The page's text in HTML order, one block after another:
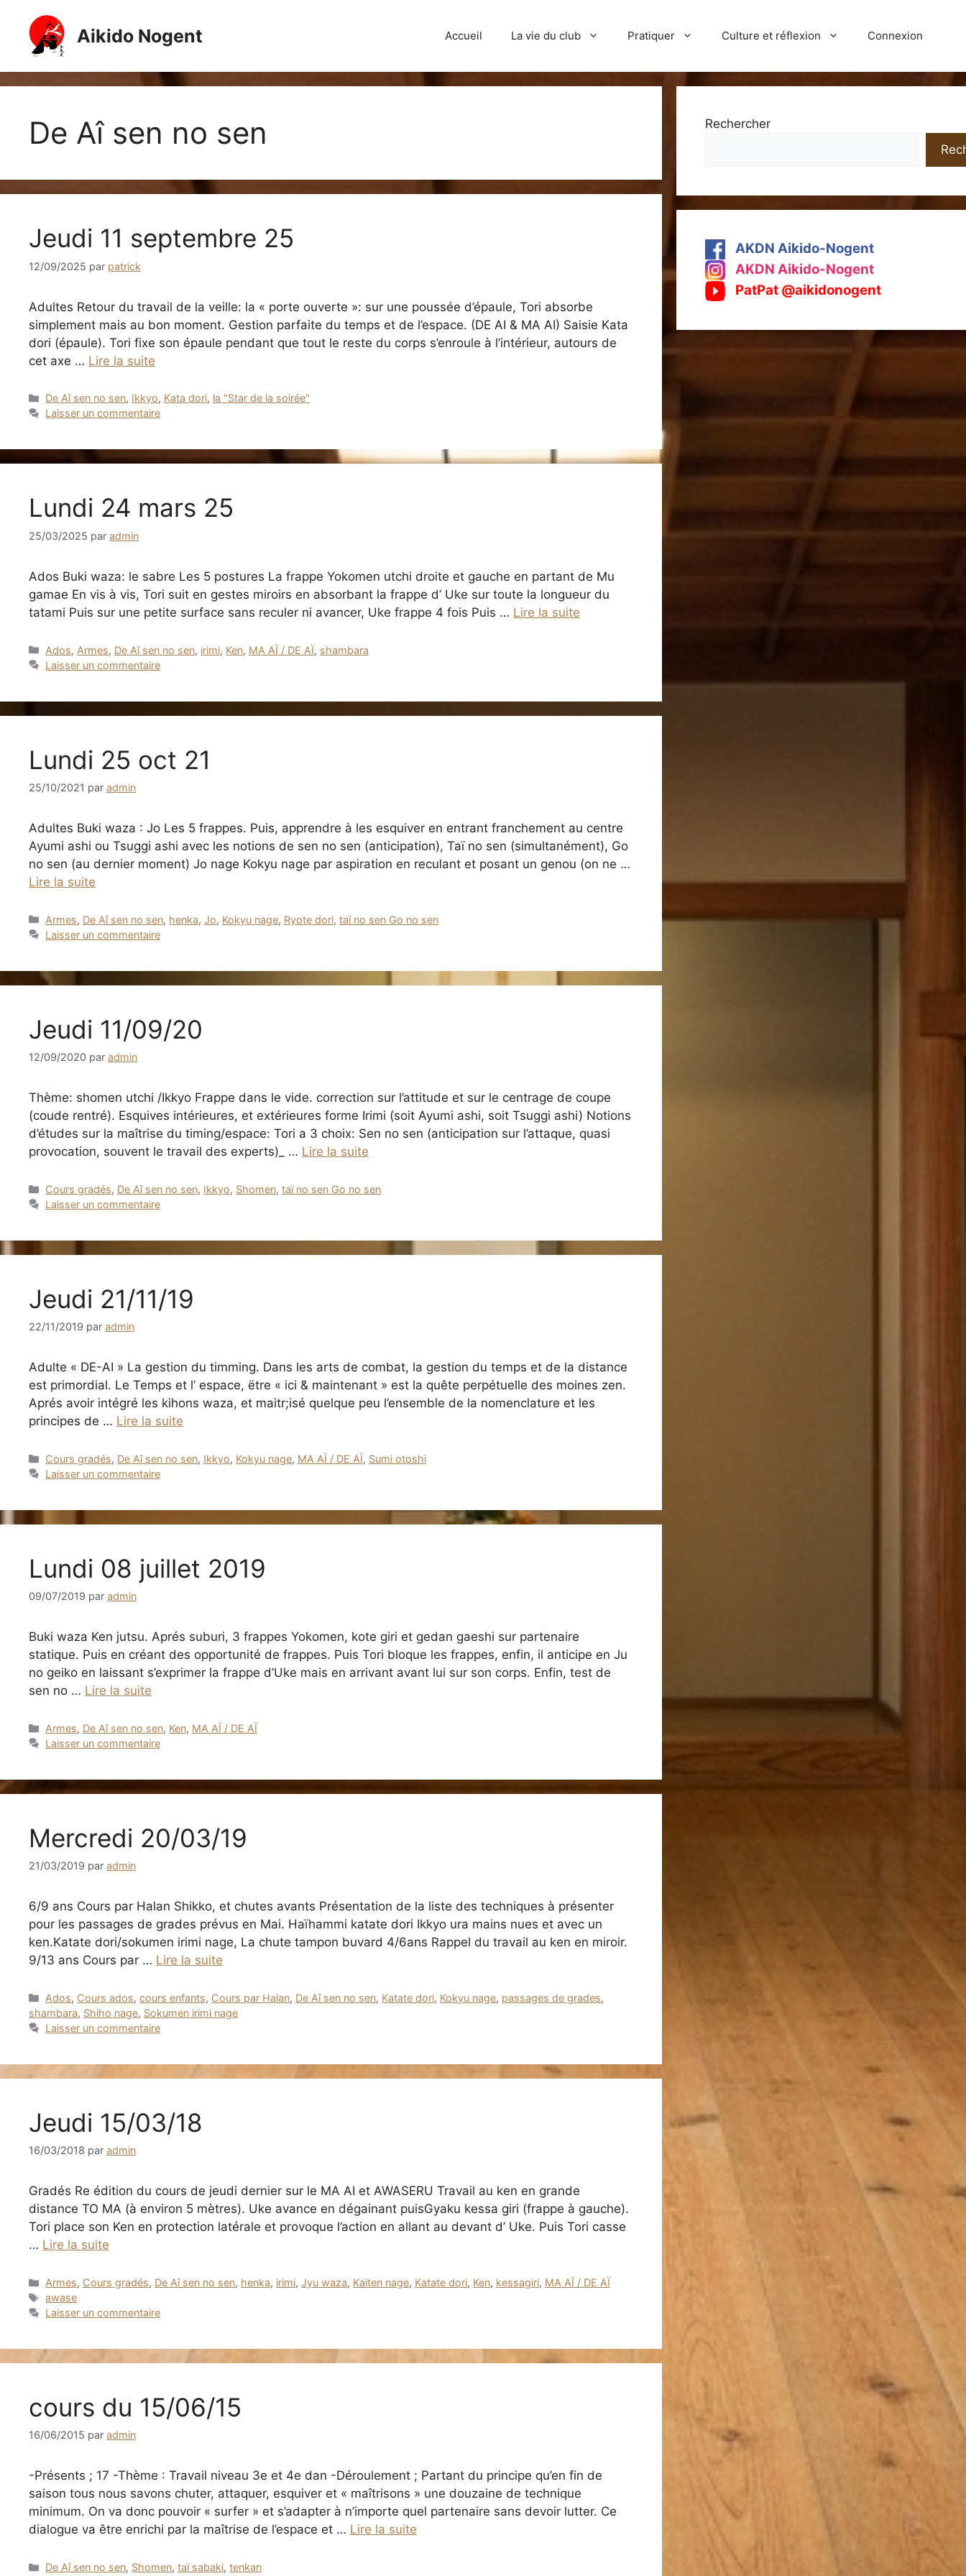
contenu
Aikido Nogent Accueil La vie du club Pratiquer Culture et réflexion Connexion
De Aî sen no sen
Jeudi 11 septembre 25
12/09/2025 par patrick
Adultes Retour du travail de la veille: la « porte ouverte »: sur une poussée d’épaule, Tori absorbe
simplement mais au bon moment. Gestion parfaite du temps et de l’espace. (DE AI & MA AI) Saisie Kata
dori (épaule). Tori fixe son épaule pendant que tout le reste du corps s’enroule à l’intérieur, autours de
cet axe … Lire la suite
Catégories
De Aî sen no sen, Ikkyo, Kata dori, la "Star de la soirée"
Laisser un commentaire
Lundi 24 mars 25
25/03/2025 par admin
Ados Buki waza: le sabre Les 5 postures La frappe Yokomen utchi droite et gauche en partant de Mu
gamae En vis à vis, Tori suit en gestes miroirs en absorbant la frappe d’ Uke sur toute la longueur du
tatami Puis sur une petite surface sans reculer ni avancer, Uke frappe 4 fois Puis … Lire la suite
Catégories
Ados, Armes, De Aî sen no sen, irimi, Ken, MA AÏ / DE AÏ, shambara
Laisser un commentaire
Lundi 25 oct 21
25/10/2021 par admin
Adultes Buki waza : Jo Les 5 frappes. Puis, apprendre à les esquiver en entrant franchement au centre
Ayumi ashi ou Tsuggi ashi avec les notions de sen no sen (anticipation), Taï no sen (simultanément), Go
no sen (au dernier moment) Jo nage Kokyu nage par aspiration en reculant et posant un genou (on ne …
Lire la suite
Catégories
Armes, De Aî sen no sen, henka,Jo, Kokyu nage, Ryote dori,taï no sen Go no sen
Laisser un commentaire
Jeudi 11/09/20
12/09/2020 par admin
Thème: shomen utchi /Ikkyo Frappe dans le vide. correction sur l’attitude et sur le centrage de coupe
(coude rentré). Esquives intérieures, et extérieures forme Irimi (soit Ayumi ashi, soit Tsuggi ashi) Notions
d’études sur la maîtrise du timing/espace: Tori a 3 choix: Sen no sen (anticipation sur l’attaque, quasi
provocation, souvent le travail des experts)_ … Lire la suite
Catégories
Cours gradés, De Aî sen no sen, Ikkyo, Shomen,taï no sen Go no sen
Laisser un commentaire
Jeudi 21/11/19
22/11/2019 par admin
Adulte « DE-AI » La gestion du timming. Dans les arts de combat, la gestion du temps et de la distance
est primordial. Le Temps et l’ espace, ëtre « ici & maintenant » est la quête perpétuelle des moines zen.
Aprés avoir intégré les kihons waza, et maitr;isé quelque peu l’ensemble de la nomenclature et les
principes de … Lire la suite
Catégories
Cours gradés, De Aî sen no sen, Ikkyo, Kokyu nage, MA AÏ / DE AÏ, Sumi otoshi
Laisser un commentaire
Lundi 08 juillet 2019
09/07/2019 par admin
Buki waza Ken jutsu. Aprés suburi, 3 frappes Yokomen, kote giri et gedan gaeshi sur partenaire
statique. Puis en créant des opportunité de frappes. Puis Tori bloque les frappes, enfin, il anticipe en Ju
no geiko en laissant s’exprimer la frappe d’Uke mais en arrivant avant lui sur son corps. Enfin, test de
sen no … Lire la suite
Catégories
Armes, De Aî sen no sen, Ken, MA AÏ / DE AÏ
Laisser un commentaire
Mercredi 20/03/19
21/03/2019 par admin
6/9 ans Cours par Halan Shikko, et chutes avants Présentation de la liste des techniques à présenter
pour les passages de grades prévus en Mai. Haïhammi katate dori Ikkyo ura mains nues et avec un
ken.Katate dori/sokumen irimi nage, La chute tampon buvard 4/6ans Rappel du travail au ken en miroir.
9/13 ans Cours par … Lire la suite
Catégories
Ados, Cours ados,cours enfants, Cours par Halan, De Aî sen no sen, Katate dori, Kokyu nage, passages de grades,
shambara, Shiho nage, Sokumen irimi nage
Laisser un commentaire
Jeudi 15/03/18
16/03/2018 par admin
Gradés Re édition du cours de jeudi dernier sur le MA AI et AWASERU Travail au ken en grande
distance TO MA (à environ 5 mètres). Uke avance en dégainant puisGyaku kessa giri (frappe à gauche).
Tori place son Ken en protection latérale et provoque l’action en allant au devant d’ Uke. Puis Tori casse
… Lire la suite
Catégories
Armes, Cours gradés, De Aî sen no sen, henka, irimi,Jyu waza, Kaiten nage, Katate dori, Ken, kessagiri, MA AÏ / DE AÏ
Étiquettes
awase
Laisser un commentaire
cours du 15/06/15
16/06/2015 par admin
-Présents ; 17 -Thème : Travail niveau 3e et 4e dan -Déroulement ; Partant du principe qu’en fin de
saison tous nous savons chuter, attaquer, esquiver et « maîtrisons » une douzaine de technique
minimum. On va donc pouvoir « surfer » et s’adapter à n’importe quel partenaire sans devoir lutter. Ce
dialogue va être enrichi par la maîtrise de l’espace et … Lire la suite
Catégories
De Aî sen no sen, Shomen,taï sabaki,tenkan
Rechercher
AKDN Aikido-Nogent
AKDN Aikido-Nogent
PatPat @aikidonogent